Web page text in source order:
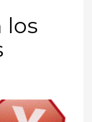
los